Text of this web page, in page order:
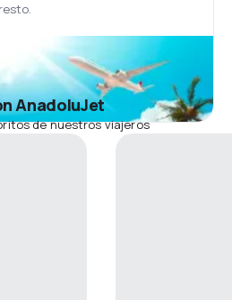
AnadoluJet
de nuestros viajeros